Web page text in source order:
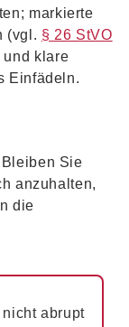
markierte
(vgl. § 26 StVO
und klare
Einfädeln.
Sie
anzuhalten,
die
abrupt